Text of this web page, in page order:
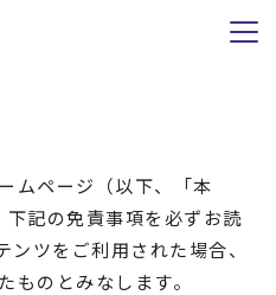
ムページ（以下、「本
記の免責事項を必ずお読
ツをご利用された場合、
ものとみなします。